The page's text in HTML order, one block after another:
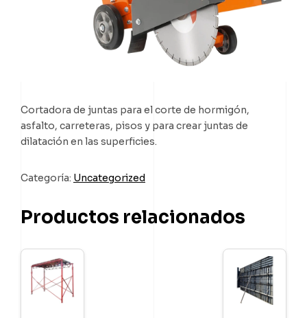
Cortadora de juntas para el corte de hormigón,
asfalto, carreteras, pisos y para crear juntas de
dilatación en las superficies.
Categoría: Uncategorized
Productos relacionados